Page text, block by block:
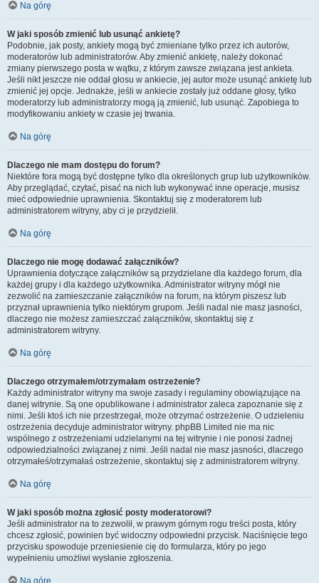
Na górę
W jaki sposób zmienić lub usunąć ankietę?
Podobnie, jak posty, ankiety mogą być zmieniane tylko przez ich autorów,
moderatorów lub administratorów. Aby zmienić ankietę, należy dokonać
zmiany pierwszego posta w wątku, z którym zawsze związana jest ankieta.
Jeśli nikt jeszcze nie oddał głosu w ankiecie, jej autor może usunąć ankietę lub
zmienić jej opcje. Jednakże, jeśli w ankiecie zostały już oddane głosy, tylko
moderatorzy lub administratorzy mogą ją zmienić, lub usunąć. Zapobiega to
modyfikowaniu ankiety w czasie jej trwania.
Na górę
Dlaczego nie mam dostępu do forum?
Niektóre fora mogą być dostępne tylko dla określonych grup lub użytkowników.
Aby przeglądać, czytać, pisać na nich lub wykonywać inne operacje, musisz
mieć odpowiednie uprawnienia. Skontaktuj się z moderatorem lub
administratorem witryny, aby ci je przydzielił.
Na górę
Dlaczego nie mogę dodawać załączników?
Uprawnienia dotyczące załączników są przydzielane dla każdego forum, dla
każdej grupy i dla każdego użytkownika. Administrator witryny mógł nie
zezwolić na zamieszczanie załączników na forum, na którym piszesz lub
przyznał uprawnienia tylko niektórym grupom. Jeśli nadal nie masz jasności,
dlaczego nie możesz zamieszczać załączników, skontaktuj się z
administratorem witryny.
Na górę
Dlaczego otrzymałem/otrzymałam ostrzeżenie?
Każdy administrator witryny ma swoje zasady i regulaminy obowiązujące na
danej witrynie. Są one opublikowane i administrator zaleca zapoznanie się z
nimi. Jeśli ktoś ich nie przestrzegał, może otrzymać ostrzeżenie. O udzieleniu
ostrzeżenia decyduje administrator witryny. phpBB Limited nie ma nic
wspólnego z ostrzeżeniami udzielanymi na tej witrynie i nie ponosi żadnej
odpowiedzialności związanej z nimi. Jeśli nadal nie masz jasności, dlaczego
otrzymałeś/otrzymałaś ostrzeżenie, skontaktuj się z administratorem witryny.
Na górę
W jaki sposób można zgłosić posty moderatorowi?
Jeśli administrator na to zezwolił, w prawym górnym rogu treści posta, który
chcesz zgłosić, powinien być widoczny odpowiedni przycisk. Naciśnięcie tego
przycisku spowoduje przeniesienie cię do formularza, który po jego
wypełnieniu umożliwi wysłanie zgłoszenia.
Na górę